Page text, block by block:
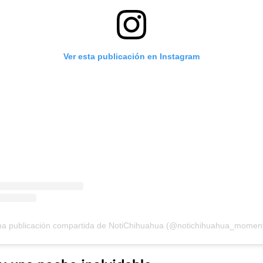
Ver esta publicación en Instagram
publicación compartida de NotiChihuahua